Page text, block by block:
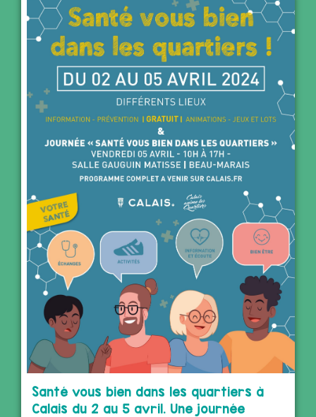
Santé vous bien dans les quartiers à
Calais du 2 au 5 avril. Une journée